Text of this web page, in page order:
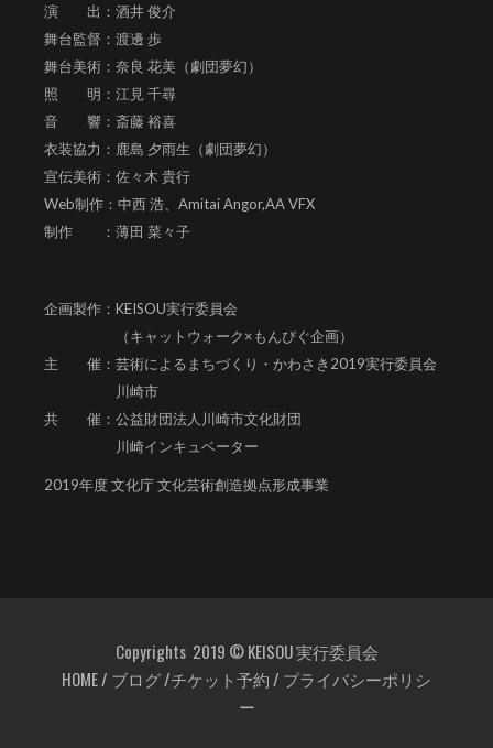
演 出：酒井 俊介
舞台監督：渡邊 歩
舞台美術：奈良 花美（劇団夢幻）
照 明：江見 千尋
音 響：斎藤 裕喜
衣装協力：鹿島 夕雨生（劇団夢幻）
宣伝美術：佐々木 貴行
Web制作：中西 浩、 Amitai Angor,AA VFX
制作 ：薄田 菜々子
企画製作：KEISOU実行委員会
（キャットウォーク×もんぴぐ企画）
主 催：芸術によるまちづくり・かわさき2019実行委員会
川崎市
共 催：公益財団法人川崎市文化財団
川崎インキュベーター
2019年度 文化庁 文化芸術創造拠点形成事業
Copyrights 2019 © KEISOU 実行委員会
HOME/ ブログ/チケット予約 / プライバシーポリシ
ー